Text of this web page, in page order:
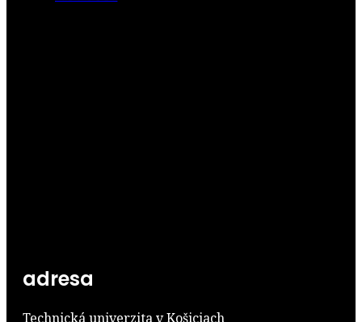
adresa
Technická univerzita v Košiciach